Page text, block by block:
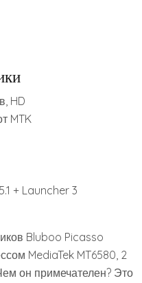
HD
MTK
+ Launcher 3
Bluboo Picasso
MediaTek MT6580, 2
он примечателен? Это